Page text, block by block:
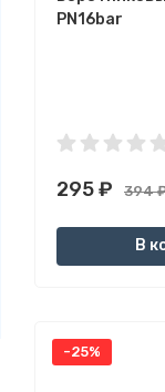
PN16bar
295₽ 394
В
-25%